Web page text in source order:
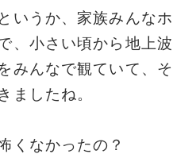
いうか、家族みんなホ
、小さい頃から地上波
みんなで観ていて、そ
ましたね。
くなかったの？